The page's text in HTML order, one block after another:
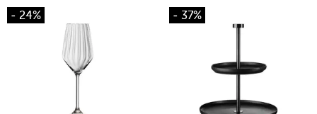
- 24% - 37%